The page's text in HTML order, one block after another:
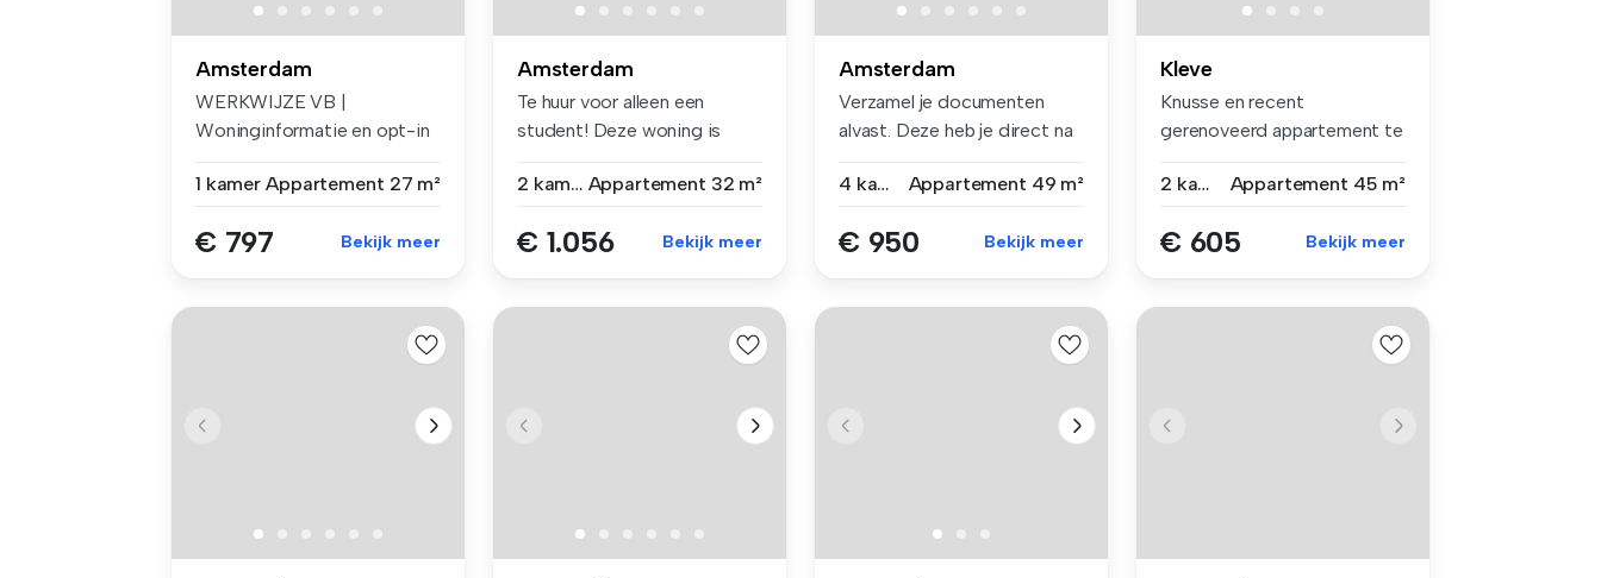
Amsterdam
WERKWIJZE VB |
Woninginformatie en opt-in
1 kamer Appartement 27 m²
€ 797 Bekijk meer
Amsterdam
Te huur voor alleen een
student! Deze woning is
2 kamers Appartement 32 m²
€ 1.056 Bekijk meer
Amsterdam
Verzamel je documenten
alvast. Deze heb je direct na
4 kamers
Appartement 49 m²
€ 950 Bekijk meer
Kleve
Knusse en recent
gerenoveerd appartement te
2 kamers
Appartement 45 m²
€ 605 Bekijk meer